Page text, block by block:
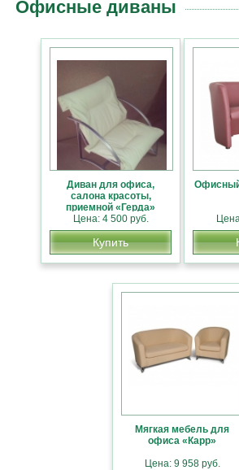
Офисные диваны
Диван для офиса,
салона красоты,
приемной «Герда»
Цена: 4 500 руб.
Купить
Мягкая мебель для
офиса «Карр»
Цена: 9 958 руб.